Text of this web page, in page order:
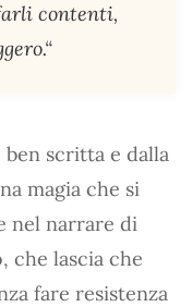
contenti,
scritta e dalla
magia che si
nel narrare di
che lascia che
fare resistenza